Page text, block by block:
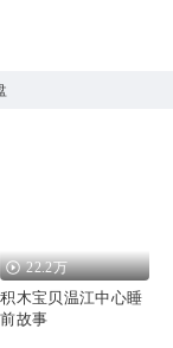
22.2万
积木宝贝温江中心睡
前故事